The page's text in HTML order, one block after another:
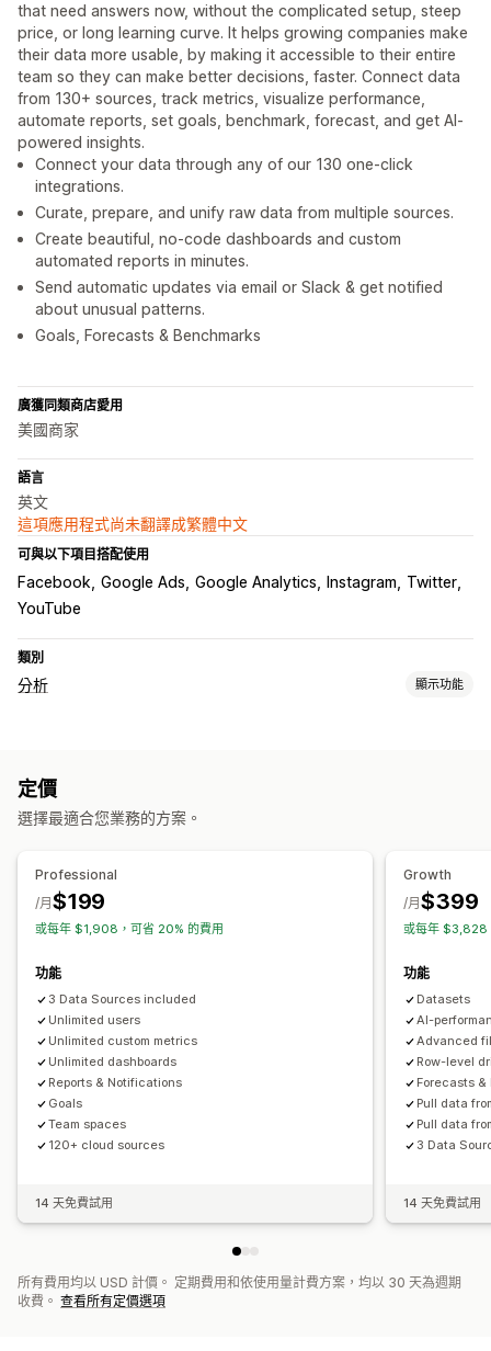
that need answers now, without the complicated setup, steep
price, or long learning curve. It helps growing companies make
their data more usable, by making it accessible to their entire
team so they can make better decisions, faster. Connect data
from 130+ sources, track metrics, visualize performance,
automate reports, set goals, benchmark, forecast, and get AI-
powered insights.
Connect your data through any of our 130 one-click
integrations.
Curate, prepare, and unify raw data from multiple sources.
Create beautiful, no-code dashboards and custom
automated reports in minutes.
Send automatic updates via email or Slack & get notified
about unusual patterns.
Goals, Forecasts & Benchmarks
廣獲同類商店愛用
美國商家
語言
英文
這項應用程式尚未翻譯成繁體中文
可與以下項目搭配使用
Facebook Google Ads Google Analytics Instagram
Twitter
YouTube
類別
分析 顯示功能
視覺化內容和報告
熱點圖 分析控制面板 自訂控制面板
基準化分析
自訂報告
GDPR 法規遵循
定價
選擇最適合您業務的方案。
Professional
$199
/月
或每年 $1,908，可省 20% 的費用
功能
3 Data Sources included
Unlimited users
Unlimited custom metrics
Unlimited dashboards
Reports & Notifications
Goals
Team spaces
120+ cloud sources
14 天免費試用
Growth
$399
/月
或每年 $3,828
功能
Datasets
AI-
Advanced
Row-level
Forecasts
Pull data
Pull data
3 Data
14 天免費試用
所有費用均以 USD 計價。 定期費用和依使用量計費方案，均以 30 天為週期
收費。 查看所有定價選項